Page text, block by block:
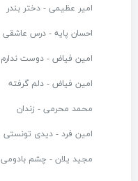
امیر عظیمی - دختر بندر
احسان پایه - درس عاشقی
امین فیاض - دوست ندارم
امین فیاض - دلم گرفته
محمد محرمی - زندان
امین فرد - دیدی تونستی
مجید یلان - چشم بادومی